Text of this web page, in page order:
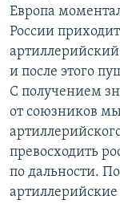
Европа
России
артиллерийский
и после этого
С получением
от союзников
превосходить
по дальности.